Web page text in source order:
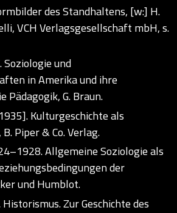
des Standhaltens, [w:] H.
VCH Verlagsgesellschaft mbH, s.
und
in Amerika und ihre
Pädagogik, G. Braun.
Kulturgeschichte als
Piper & Co. Verlag.
Allgemeine Soziologie als
der
und Humblot.
Zur Geschichte des